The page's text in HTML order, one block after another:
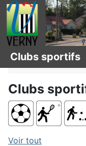
Vous êtes ici :
Associations
Clubs
Voir tout
Clubs sportifs